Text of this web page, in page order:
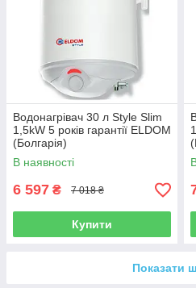
Водонагрівач 30 л Style Slim
1,5kW 5 років гарантії ELDOM
(Болгарія)
В наявності
6 597 ₴ 7 018 ₴
Купити
Показати